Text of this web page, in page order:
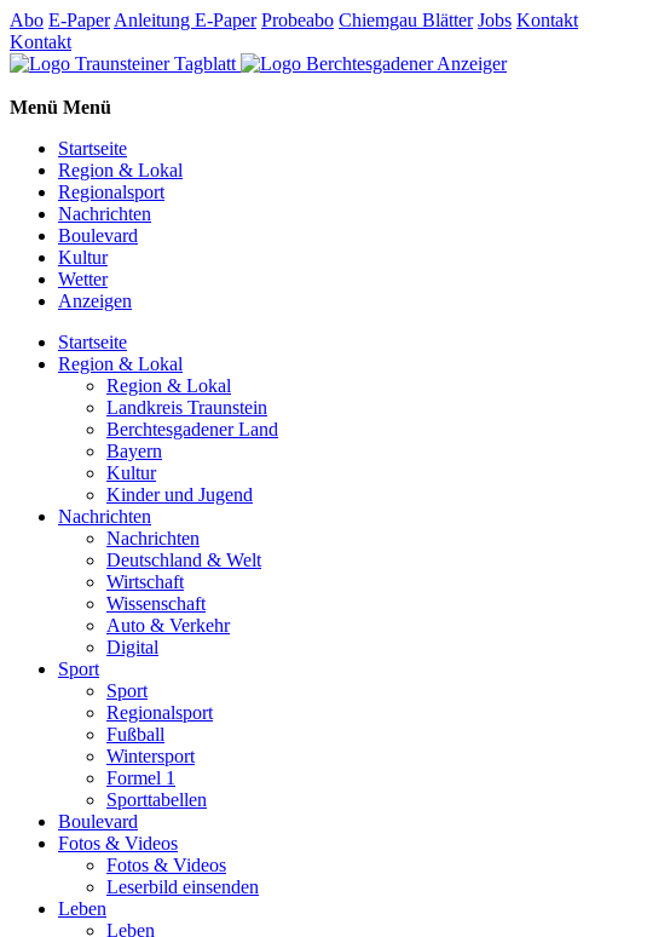
Abo E-Paper Anleitung E-Paper Probeabo Chiemgau Blätter Jobs Kontakt
Kontakt
Menü Menü
Startseite
Region & Lokal
Regionalsport
Nachrichten
Boulevard
Kultur
Wetter
Anzeigen
Startseite
Region & Lokal
Region & Lokal
Landkreis Traunstein
Berchtesgadener Land
Bayern
Kultur
Kinder und Jugend
Nachrichten
Nachrichten
Deutschland & Welt
Wirtschaft
Wissenschaft
Auto & Verkehr
Digital
Sport
Sport
Regionalsport
Fußball
Wintersport
Formel 1
Sporttabellen
Boulevard
Fotos & Videos
Fotos & Videos
Leserbild einsenden
Leben
Leben